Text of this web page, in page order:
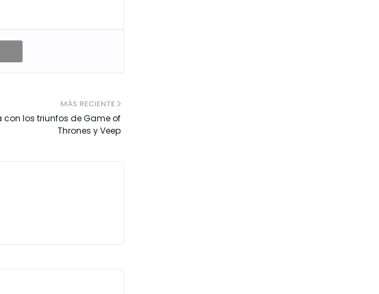
MÁS RECIENTE
con los triunfos de Game of
Thrones y Veep